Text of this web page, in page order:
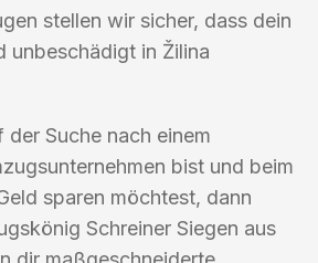
stellen wir sicher, dass dein
unbeschädigt in Žilina
der Suche nach einem
bist und beim
sparen möchtest, dann
Schreiner Siegen aus